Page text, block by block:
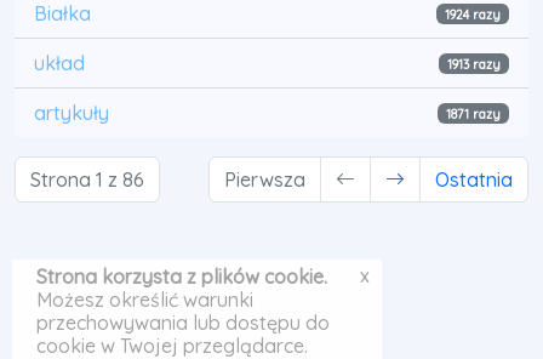
Białka 1924 razy
układ 1913 razy
artykuły 1871 razy
Strona 1 z 86 Pierwsza Ostatnia
Strona korzysta z plików cookie.
Możesz określić warunki
przechowywania lub dostępu do
cookie w Twojej przeglądarce.
x